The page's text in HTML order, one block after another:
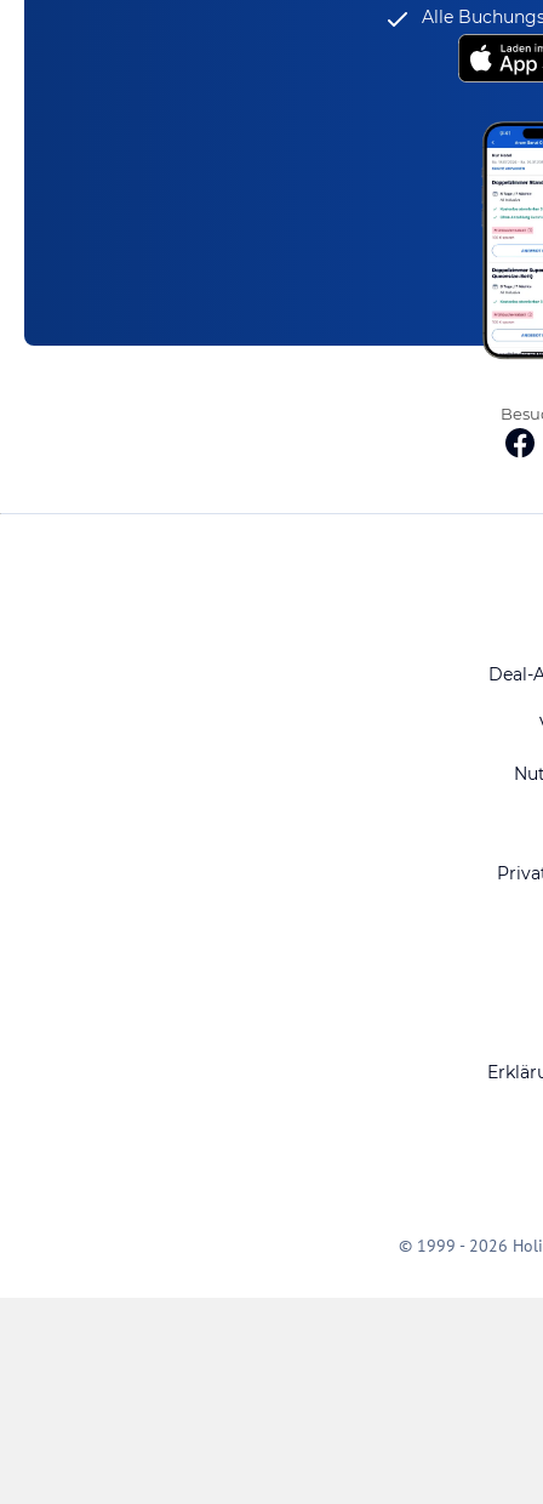
Alle
Deal-
© 1999 - 2026